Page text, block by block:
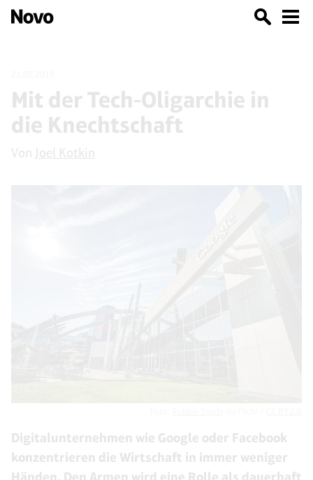
Mit der Tech-Oligarchie in
die Knechtschaft
Von Joel Kotkin
Digitalunternehmen wie Google oder Facebook
konzentrieren die Wirtschaft in immer weniger